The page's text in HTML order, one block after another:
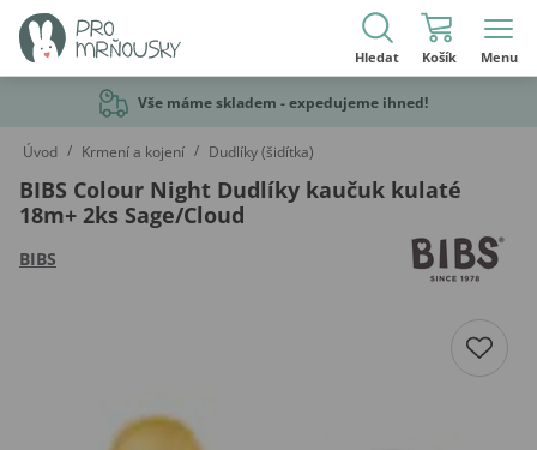
Hledat Košík Menu
Vše máme skladem - expedujeme ihned!
Úvod / Krmení a kojení / Dudlíky (šidítka)
BIBS Colour Night Dudlíky kaučuk kulaté
18m+ 2ks Sage/Cloud
BIBS